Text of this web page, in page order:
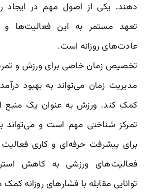
دهند. یکی از اصول مهم در ایجاد
تعهد مستمر به این فعالیت‌ها و
عادت‌های روزانه است.
تخصیص زمان خاصی برای ورزش و
مدیریت زمان می‌تواند به بهبود
کمک کند. ورزش به عنوان یک منبع
تمرکز شناختی مهم است و می‌تواند
برای پیشرفت حرفه‌ای و کاری
فعالیت‌های ورزشی به کاهش
توانایی مقابله با فشارهای روزانه